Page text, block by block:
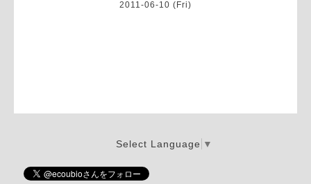
2011-06-10 (Fri)
Select Language ▼